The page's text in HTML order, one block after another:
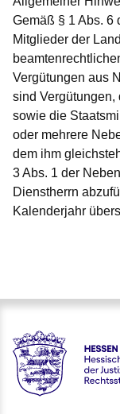
Gemäß § 1 Abs. 6
Mitglieder der
Vergütungen aus
sind Vergütungen,
sowie die
oder mehrere
dem ihm
3 Abs. 1 der
Dienstherrn
Kalenderjahr
Hessen -